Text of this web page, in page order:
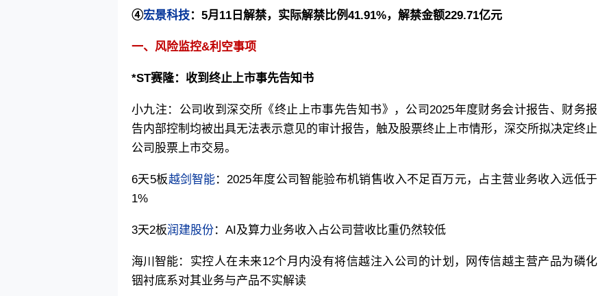
④宏景科技：5月11日解禁，实际解禁比例41.91%，解禁金额229.71亿元
一、风险监控&利空事项
*ST赛隆：收到终止上市事先告知书
小九注：公司收到深交所《终止上市事先告知书》，公司2025年度财务会计报告、财务报
告内部控制均被出具无法表示意见的审计报告，触及股票终止上市情形，深交所拟决定终止
公司股票上市交易。
6天5板越剑智能：2025年度公司智能验布机销售收入不足百万元，占主营业务收入远低于
1%
3天2板润建股份：AI及算力业务收入占公司营收比重仍然较低
海川智能：实控人在未来12个月内没有将信越注入公司的计划，网传信越主营产品为磷化
铟衬底系对其业务与产品不实解读